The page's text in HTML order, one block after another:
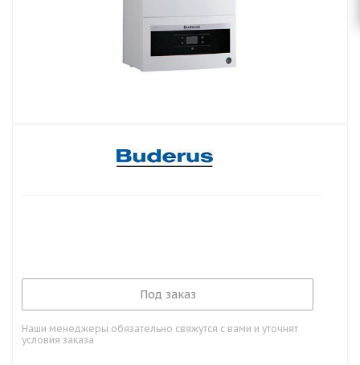
Под заказ
Наши менеджеры обязательно свяжутся с вами и уточнят
условия заказа